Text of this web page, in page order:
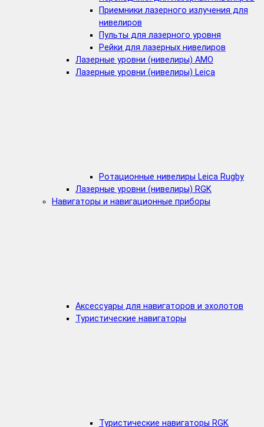
Приемники лазерного излучения для
нивелиров
Пульты для лазерного уровня
Рейки для лазерных нивелиров
Лазерные уровни (нивелиры) AMO
Лазерные уровни (нивелиры) Leica
Ротационные нивелиры Leica Rugby
Лазерные уровни (нивелиры) RGK
Навигаторы и навигационные приборы
Аксессуары для навигаторов и эхолотов
Туристические навигаторы
Туристические навигаторы RGK